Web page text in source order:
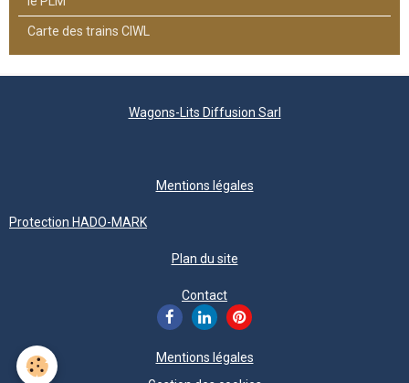
Carte des trains CIWL
Wagons-Lits Diffusion Sarl
Mentions légales
Protection HADO-MARK
Plan du site
Contact
Mentions légales